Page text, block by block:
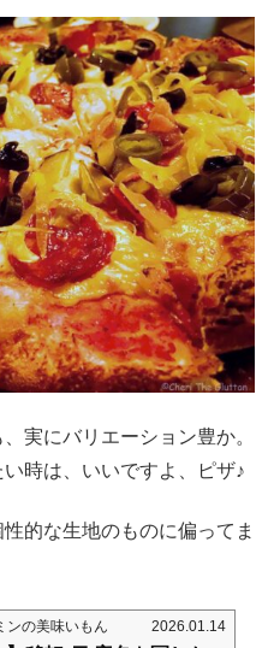
実にバリエーション豊か。
時は、いいですよ、ピザ♪
的な生地のものに偏ってま
ンの美味いもん 2026.01.14